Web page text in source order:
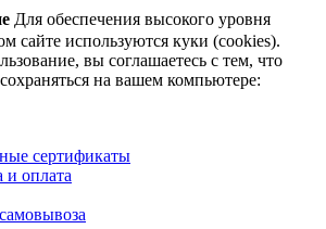
Для обеспечения высокого уровня
сайте используются куки (cookies).
вы соглашаетесь с тем, что
на вашем компьютере:
сертификаты
и оплата